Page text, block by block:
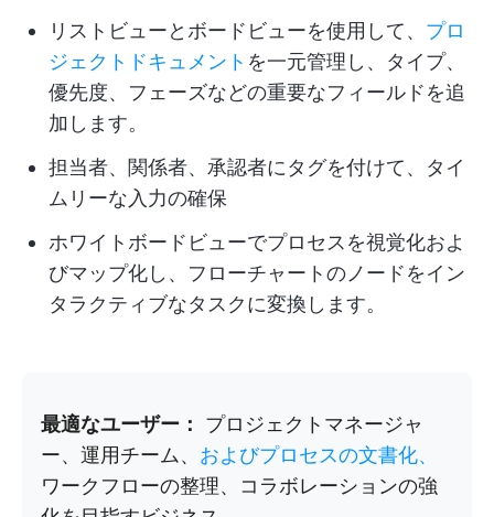
リストビューとボードビューを使用して、 プロ
ジェクトドキュメント を一元管理し、タイプ、
優先度、フェーズなどの重要なフィールドを追
加します。
担当者、関係者、承認者にタグを付けて、タイ
ムリーな入力の確保
ホワイトボードビューでプロセスを視覚化およ
びマップ化し、フローチャートのノードをイン
タラクティブなタスクに変換します。
最適なユーザー：
プロジェクトマネージャ
ー、運用チーム、 およびプロセスの文書化、
ワークフローの整理、コラボレーションの強